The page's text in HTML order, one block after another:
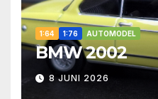
1:64 1:76 AUTOMODEL
BMW 2002
8 JUNI 2026